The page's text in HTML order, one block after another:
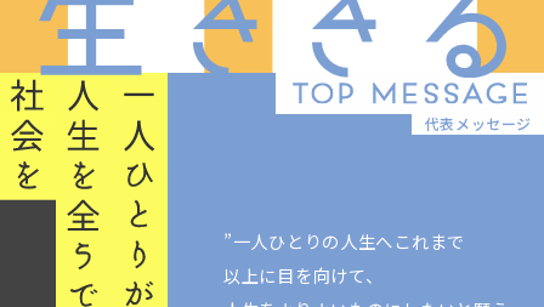
代表メッセージ
”一人ひとりの人生へこれまで
以上に目を向けて、